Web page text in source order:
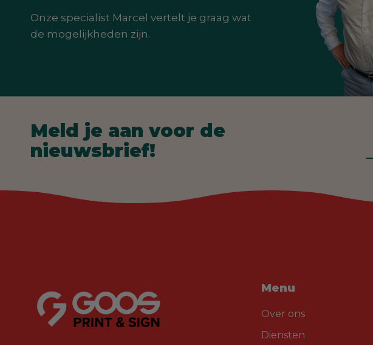
Onze specialist Marcel vertelt je graag wat
de mogelijkheden zijn.
Meld je aan voor de
nieuwsbrief!
Menu
Over ons
Diensten